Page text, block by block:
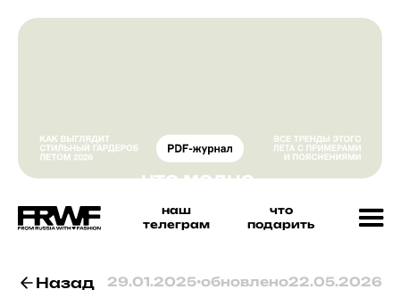
наш
телеграм
что
подарить
Назад 29.01.2025•обновлено22.05.2026